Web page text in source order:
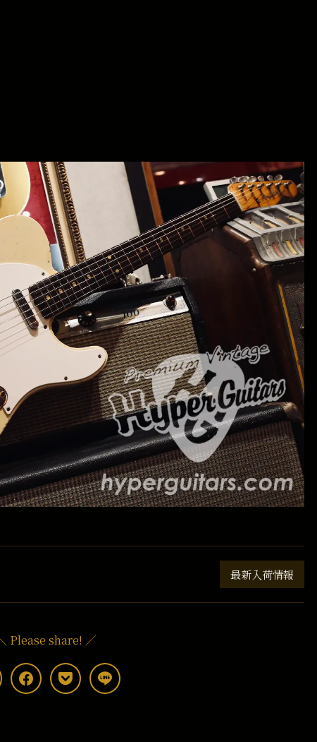
最新入荷情報
Please share! ／